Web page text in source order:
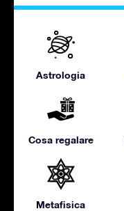
Astrologia
Cosa regalare
Metafisica